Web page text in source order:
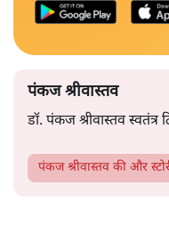
पंकज श्रीवास्तव
डॉ. पंकज श्रीवास्तव स्वतंत्र
पंकज श्रीवास्तव की और